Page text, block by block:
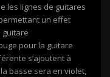
les lignes de guitares
un effet
guitare
pour la guitare
s’ajoutent à
basse sera en violet,